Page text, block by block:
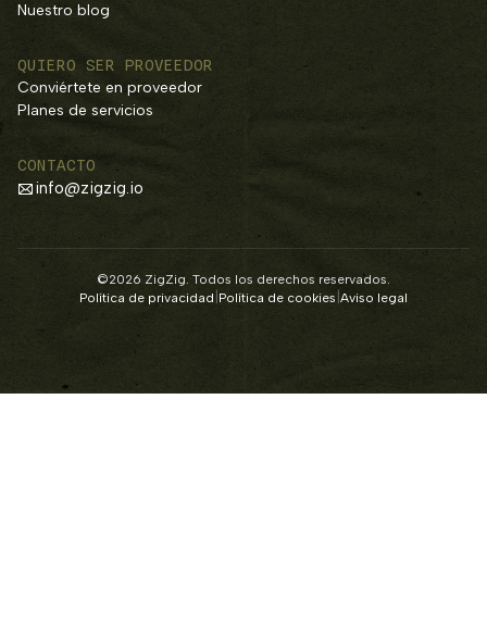
Nuestro blog
QUIERO SER PROVEEDOR
Conviértete en proveedor
Planes de servicios
CONTACTO
info@zigzig.io
©2026 ZigZig. Todos los derechos reservados.
Política de privacidad Política de cookies Aviso legal